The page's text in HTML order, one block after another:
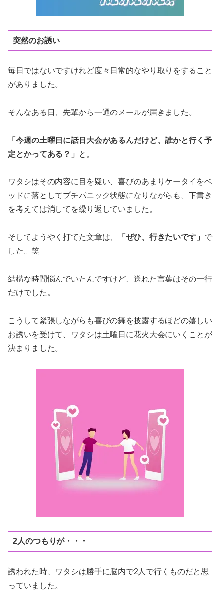
突然のお誘い
毎日ではないですけれど度々日常的なやり取りをすること
がありました。
そんなある日、先輩から一通のメールが届きました。
「今週の土曜日に話日大会があるんだけど、誰かと行く予
定とかってある？」
と。
ワタシはその内容に目を疑い、喜びのあまりケータイをベ
ッドに落としてプチパニック状態になりながらも、下書き
を考えては消してを繰り返していました。
そしてようやく打てた文章は、 「ぜひ、行きたいです」 で
した。笑
結構な時間悩んでいたんですけど、送れた言葉はその一行
だけでした。
こうして緊張しながらも喜びの舞を披露するほどの嬉しい
お誘いを受けて、ワタシは土曜日に花火大会にいくことが
決まりました。
2人のつもりが・・・
誘われた時、ワタシは勝手に脳内で2人で行くものだと思
っていました。